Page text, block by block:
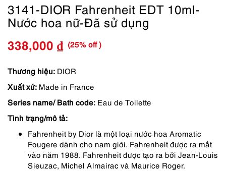
3141-DIOR Fahrenheit EDT 10ml-
Nước hoa nữ-Đã sử dụng
Giá
gốc
là:
450,000 ₫.
338,000 ₫
Giá
hiện
tại
là:
338,000 ₫.
(25% off )
Thương hiệu: DIOR
Xuất xứ: Made in France
Series name/ Bath code: Eau de Toilette
Tình trạng/mô tả:
Fahrenheit by Dior là một loại nước hoa Aromatic
Fougere dành cho nam giới. Fahrenheit được ra mắt
vào năm 1988. Fahrenheit được tạo ra bởi Jean-Louis
Sieuzac, Michel Almairac và Maurice Roger.